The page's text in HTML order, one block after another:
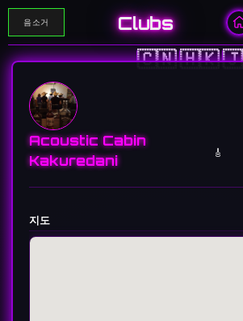
음소거 Clubs
🇨🇳🇭🇰
Acoustic Cabin
Kakuredani
🎸
지도